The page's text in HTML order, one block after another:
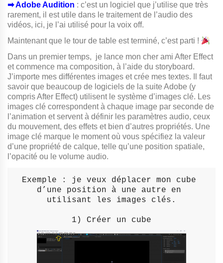
➡︎ Adobe Audition : c’est un logiciel que j’utilise que très
rarement, il est utile dans le traitement de l’audio des
vidéos, ici, je l’ai utilisé pour la voix off.
Maintenant que le tour de table est terminé, c’est parti !
Dans un premier temps, je lance mon cher ami After Effect
et commence ma composition, à l’aide du storyboard.
J’importe mes différentes images et crée mes textes. Il faut
savoir que beaucoup de logiciels de la suite Adobe (y
compris After Effect) utilisent le système d’images clé. Les
images clé correspondent à chaque image par seconde de
l’animation et servent à définir les paramètres audio, ceux
du mouvement, des effets et bien d’autres propriétés. Une
image clé marque le moment où vous spécifiez la valeur
d’une propriété de calque, telle qu’une position spatiale,
l’opacité ou le volume audio.
Exemple :
je veux déplacer mon cube
d’une position à une autre en
utilisant les images clés.